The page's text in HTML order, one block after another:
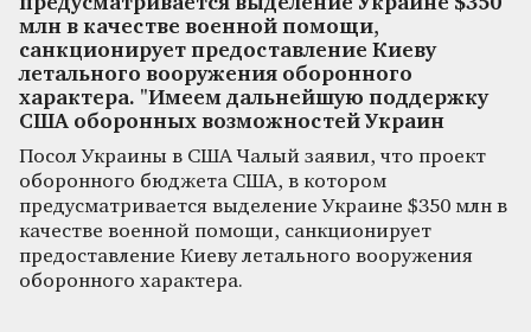
млн в качестве военной помощи,
санкционирует предоставление Киеву
летального вооружения оборонного
характера. "Имеем дальнейшую поддержку
США оборонных возможностей Украин
Посол Украины в США Чалый заявил, что проект
оборонного бюджета США, в котором
предусматривается выделение Украине $350 млн в
качестве военной помощи, санкционирует
предоставление Киеву летального вооружения
оборонного характера.